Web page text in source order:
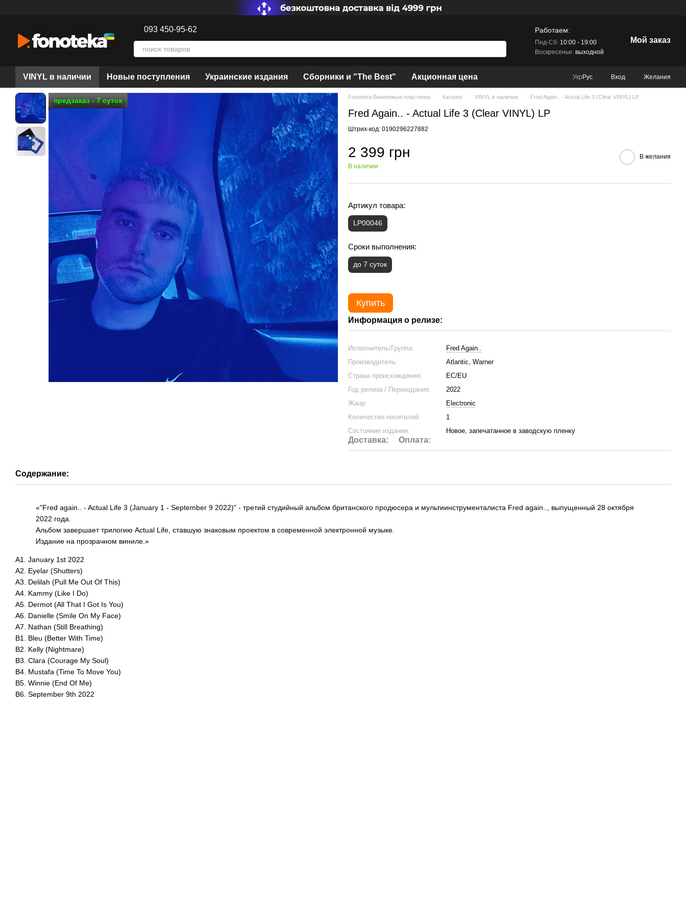
093 450-95-62 Работаем:
Пнд-Сб:10:00 - 19:00
Воскресенье:выходной
Мой заказ
VINYL в наличии Новые поступления Украинские издания Сборники и "The Best" Акционная цена Укр Рус Вход Желания
предзаказ - 7 суток Fonoteka Виниловые пластинки Каталог VINYL в наличии Fred Again.. - Actual Life 3 (Clear VINYL) LP
Fred Again.. - Actual Life 3 (Clear VINYL) LP
Штрих-код: 0190296227882
2 399 грн
В наличии
В желания
Артикул товара:
LP00046
Сроки выполнения:
до 7 суток
Купить
Информация о релизе:
Исполнитель/Группа:
Fred Again..
Производитель:
Atlantic, Warner
Страна происхождения:
ЕС/EU
Год релиза / Переиздания:
2022
Жанр:
Electronic
Количество носителей:
1
Состояние издания:
Новое, запечатанное в заводскую пленку
Доставка: Оплата:
Содержание:
«"Fred again.. - Actual Life 3 (January 1 - September 9 2022)" - третий студийный альбом британского продюсера и мультиинструменталиста Fred again.., выпущенный 28 октября
2022 года.
Альбом завершает трилогию Actual Life, ставшую знаковым проектом в современной электронной музыке.
Издание на прозрачном виниле.»
A1. January 1st 2022
A2. Eyelar (Shutters)
A3. Delilah (Pull Me Out Of This)
A4. Kammy (Like I Do)
A5. Dermot (All That I Got Is You)
A6. Danielle (Smile On My Face)
A7. Nathan (Still Breathing)
B1. Bleu (Better With Time)
B2. Kelly (Nightmare)
B3. Clara (Courage My Soul)
B4. Mustafa (Time To Move You)
B5. Winnie (End Of Me)
B6. September 9th 2022